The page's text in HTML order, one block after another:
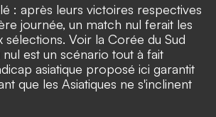
: après leurs victoires respectives
journée, un match nul ferait les
sélections. Voir la Corée du Sud
est un scénario tout à fait
asiatique proposé ici garantit
que les Asiatiques ne s'inclinent